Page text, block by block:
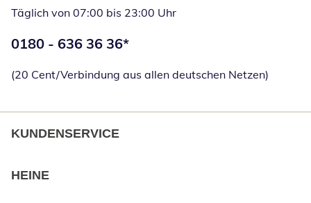
Täglich von 07:00 bis 23:00 Uhr
Telefonnummer:
0180 - 636 36 36*
(20 Cent/Verbindung aus allen deutschen Netzen)
KUNDENSERVICE
HEINE